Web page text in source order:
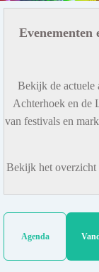
Evenementen
Bekijk de actuele
Achterhoek en de
van festivals en
Bekijk het overzicht
Agenda